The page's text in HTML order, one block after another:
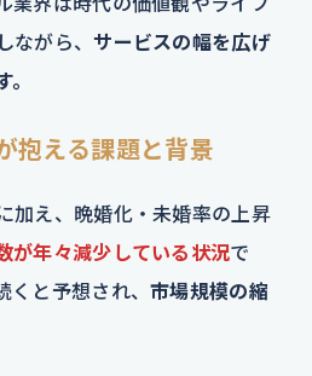
ながら、 サービスの幅を広げ
抱える課題と背景
加え、晩婚化・未婚率の上昇
が年々減少している状況で
くと予想され、市場規模の縮